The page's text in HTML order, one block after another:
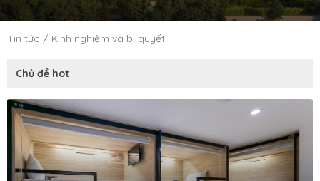
Tin tức Kinh nghiệm và bí quyết
Chủ đề hot